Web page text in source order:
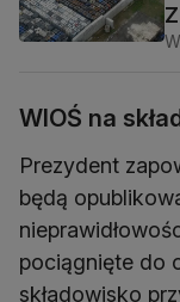
WIOŚ na
Prezydent
będą
pociągnięte do
składowisko